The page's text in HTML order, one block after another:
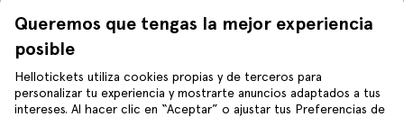
Queremos que tengas la mejor experiencia
posible
Hellotickets utiliza cookies propias y de terceros para
personalizar tu experiencia y mostrarte anuncios adaptados a tus
intereses. Al hacer clic en “Aceptar” o ajustar tus Preferencias de
Opiniones
Privacidad
Términos y Condiciones
Aviso Legal
Cookies
Londres
Granada
Tenerife